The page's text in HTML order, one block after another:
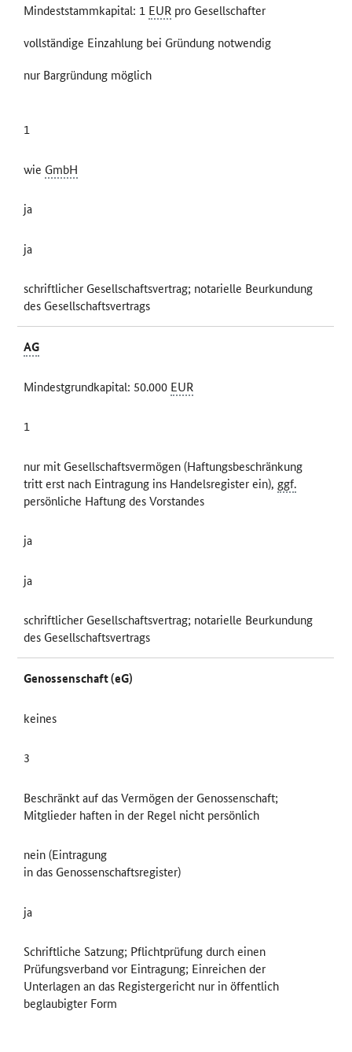
Mindeststammkapital: 1 EUR pro Gesellschafter
vollständige Einzahlung bei Gründung notwendig
nur Bargründung möglich
1
wie GmbH
ja
ja
schriftlicher Gesellschaftsvertrag; notarielle Beurkundung
des Gesellschaftsvertrags
AG
Mindestgrundkapital: 50.000 EUR
1
nur mit Gesellschaftsvermögen (Haftungsbeschränkung
tritt erst nach Eintragung ins Handelsregister ein), ggf.
persönliche Haftung des Vorstandes
ja
ja
schriftlicher Gesellschaftsvertrag; notarielle Beurkundung
des Gesellschaftsvertrags
Genossenschaft (eG)
keines
3
Beschränkt auf das Vermögen der Genossenschaft;
Mitglieder haften in der Regel nicht persönlich
nein (Eintragung
in das Genossenschaftsregister)
ja
Schriftliche Satzung; Pflichtprüfung durch einen
Prüfungsverband vor Eintragung; Einreichen der
Unterlagen an das Registergericht nur in öffentlich
beglaubigter Form